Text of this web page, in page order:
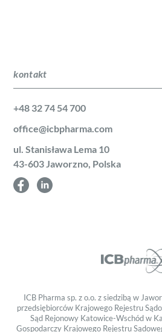
kontakt
+48 32 74 54 700
office@icbpharma.com
ul. Stanisława Lema 10
43-603 Jaworzno, Polska
ICB Pharma sp. z o.o. z siedzibą w
przedsiębiorców Krajowego Rejestru
Sąd Rejonowy Katowice-Wschód w
Gospodarczy Krajowego Rejestru